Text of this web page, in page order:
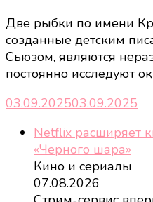
Две рыбки по имени
созданные детским
Сьюзом, являются
постоянно исследуют
03.09.202503.09.2025
Netflix расширяет
«Черного шара»
Кино и сериалы
07.08.2026